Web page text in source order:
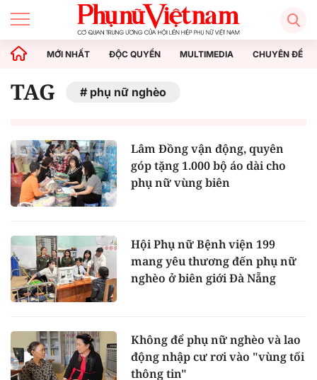
MỚI NHẤT ĐỘC QUYỀN MULTIMEDIA CHUYÊN ĐỀ
TAG phụ nữ nghèo
Lâm Đồng vận động, quyên
góp tặng 1.000 bộ áo dài cho
phụ nữ vùng biên
Hội Phụ nữ Bệnh viện 199
mang yêu thương đến phụ nữ
nghèo ở biên giới Đà Nẵng
Không để phụ nữ nghèo và lao
động nhập cư rơi vào "vùng tối
thông tin"